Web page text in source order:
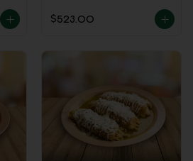
$523.00